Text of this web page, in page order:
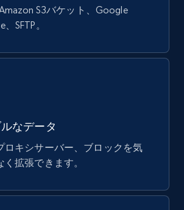
Final price, and more.
80+ 今すぐ購入
S3バケット、Google
SFTP。
なデータ
ロキシサーバー、ブロックを気
拡張できます。